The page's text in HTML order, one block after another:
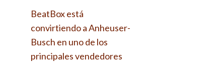
BeatBox está
convirtiendo a Anheuser-
Busch en uno de los
principales vendedores